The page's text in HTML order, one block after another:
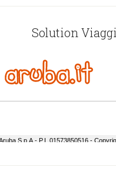
Solution Viaggi